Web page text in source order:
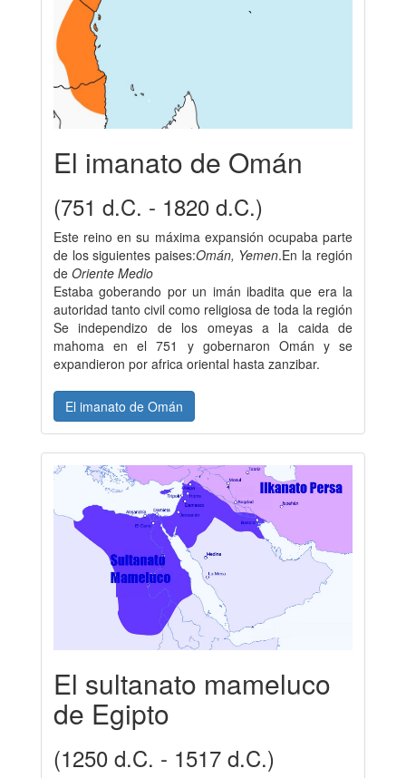
El imanato de Omán
(751 d.C. - 1820 d.C.)
Este reino en su máxima expansión ocupaba parte
de los siguientes paises:Omán, Yemen.En la región
de Oriente Medio
Estaba goberando por un imán ibadita que era la
autoridad tanto civil como religiosa de toda la región
Se independizo de los omeyas a la caida de
mahoma en el 751 y gobernaron Omán y se
expandieron por africa oriental hasta zanzibar.
El imanato de Omán
El sultanato mameluco
de Egipto
(1250 d.C. - 1517 d.C.)